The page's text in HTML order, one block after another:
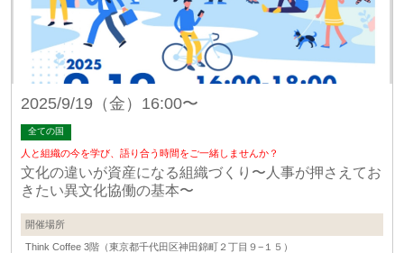
2025/9/19（金）16:00〜
全ての国
人と組織の今を学び、語り合う時間をご一緒しませんか？
文化の違いが資産になる組織づくり〜人事が押さえてお
きたい異文化協働の基本〜
開催場所
Think Coffee 3階（東京都千代田区神田錦町２丁目９−１５）